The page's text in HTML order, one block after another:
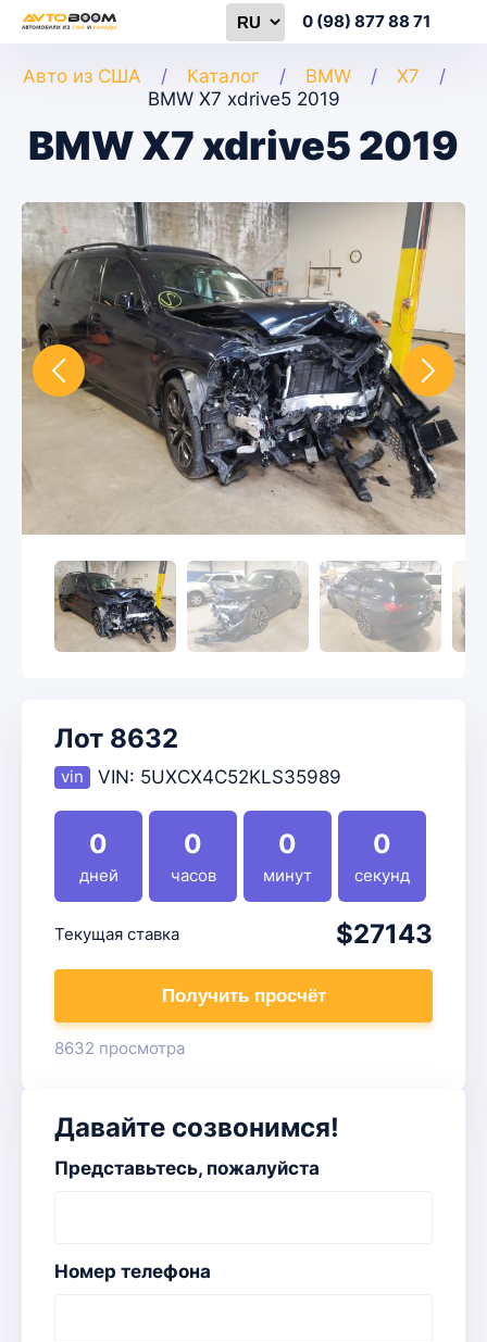
0 (98) 877 88 71
Авто из США Каталог BMW
X7
BMW X7 xdrive5 2019
BMW X7 xdrive5 2019
Лот 8632
VIN: 5UXCX4C52KLS35989
0
дней
0
часов
0
минут
0
секунд
Текущая ставка $27143
Получить просчёт
8632 просмотра
Давайте созвонимся!
Представьтесь, пожалуйста
Номер телефона